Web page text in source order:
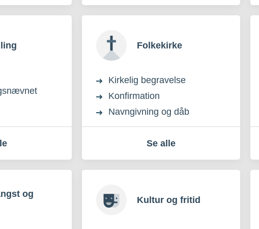
Folkekirke
Kirkelig begravelse
Konfirmation
Navngivning og dåb
Se alle
og
Kultur og fritid